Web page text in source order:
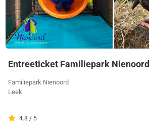
Entreeticket Familiepark Nienoord
Familiepark Nienoord
Leek
4.8 / 5